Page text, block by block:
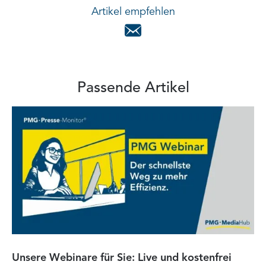
Artikel empfehlen
Passende Artikel
Unsere Webinare für Sie: Live und kostenfrei